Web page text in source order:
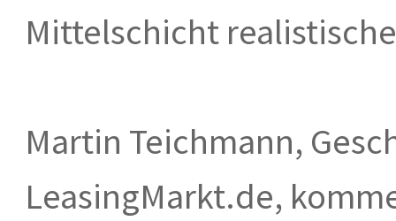
Mittelschicht
Martin Teichmann,
LeasingMarkt.de,